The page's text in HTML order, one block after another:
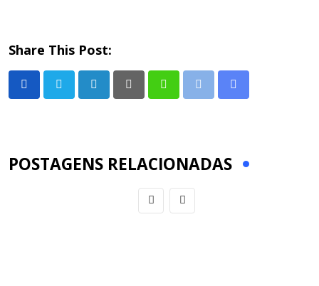
Share This Post:
LinkedInPinterestWhatsappPrint
Share
POSTAGENS RELACIONADAS